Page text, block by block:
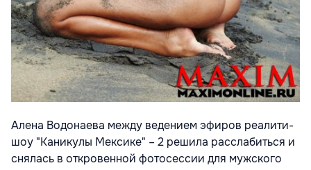
Алена Водонаева между ведением эфиров реалити-
шоу "Каникулы Мексике" – 2 решила расслабиться и
снялась в откровенной фотосессии для мужского